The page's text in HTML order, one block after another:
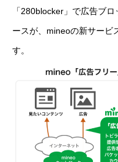
「280blocker」で広告ブ
ースが、mineoの新サービ
す。